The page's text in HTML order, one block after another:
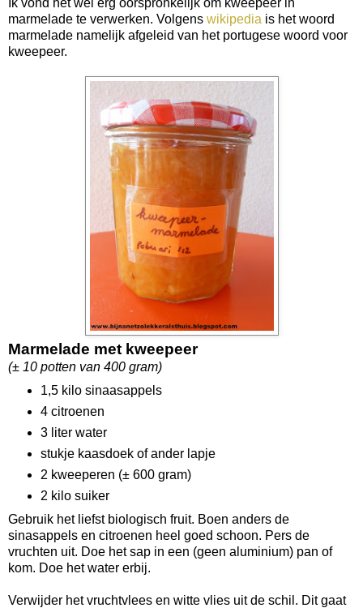
Ik vond het wel erg oorspronkelijk om kweepeer in
marmelade te verwerken. Volgens wikipedia is het woord
marmelade namelijk afgeleid van het portugese woord voor
kweepeer.
Marmelade met kweepeer
(± 10 potten van 400 gram)
1,5 kilo sinaasappels
4 citroenen
3 liter water
stukje kaasdoek of ander lapje
2 kweeperen (± 600 gram)
2 kilo suiker
Gebruik het liefst biologisch fruit. Boen anders de
sinasappels en citroenen heel goed schoon. Pers de
vruchten uit. Doe het sap in een (geen aluminium) pan of
kom. Doe het water erbij.
Verwijder het vruchtvlees en witte vlies uit de schil. Dit gaat